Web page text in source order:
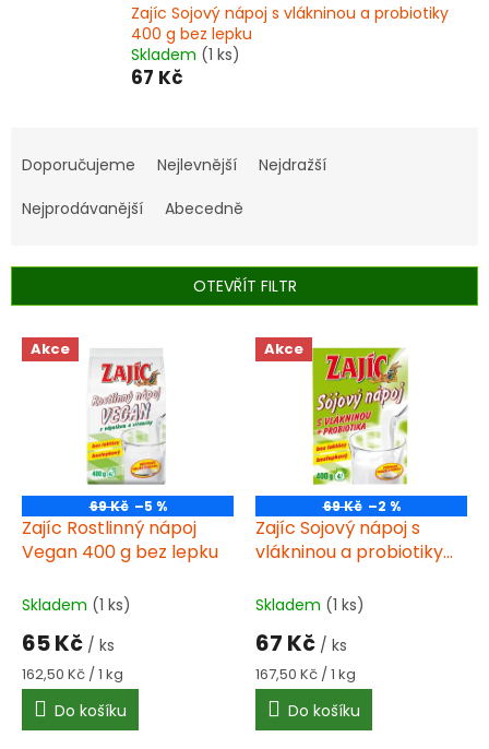
Zajíc Sojový nápoj s vlákninou a probiotiky
400 g bez lepku
Skladem (1 ks)
67 Kč
a
e
r
o
d
Doporučujeme Nejlevnější
Nejdražší
Nejprodávanější
Abecedně
OTEVŘÍT FILTR
V
o
d
u
Akce
69 Kč –5 %
Zajíc Rostlinný nápoj
Vegan 400 g bez lepku
Skladem (1 ks)
65 Kč / ks
Měrná
cena:
162,50 Kč / 1 kg
Do košíku
Akce
69 Kč –2 %
Zajíc Sojový nápoj s
vlákninou a probiotiky
Skladem (1 ks)
67 Kč / ks
Měrná
cena:
167,50 Kč / 1 kg
Do košíku